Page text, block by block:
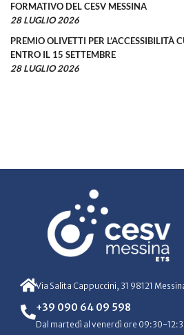
FORMATIVO DEL CESV MESSINA
28 LUGLIO 2026
PREMIO OLIVETTI PER L’ACCESSIBILITÀ
ENTRO IL 15 SETTEMBRE
28 LUGLIO 2026
Via Salita Cappuccini, 31 98121
+39 090 64 09 598
Dal martedì al venerdì ore 09:30-